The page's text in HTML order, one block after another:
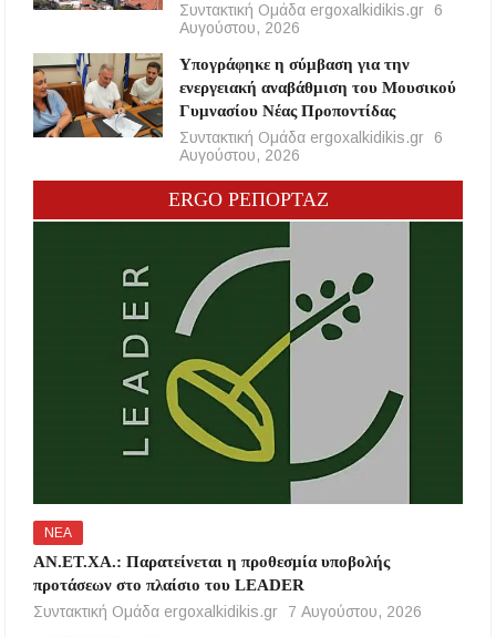
Συντακτική Ομάδα ergoxalkidikis.gr
6
Αυγούστου, 2026
Υπογράφηκε η σύμβαση για την
ενεργειακή αναβάθμιση του Μουσικού
Γυμνασίου Νέας Προποντίδας
Συντακτική Ομάδα ergoxalkidikis.gr
6
Αυγούστου, 2026
ERGO ΡΕΠΟΡΤΑΖ
ΝΕΑ
ΑΝ.ΕΤ.ΧΑ.: Παρατείνεται η προθεσμία υποβολής
προτάσεων στο πλαίσιο του LEADER
Συντακτική Ομάδα ergoxalkidikis.gr
7 Αυγούστου, 2026